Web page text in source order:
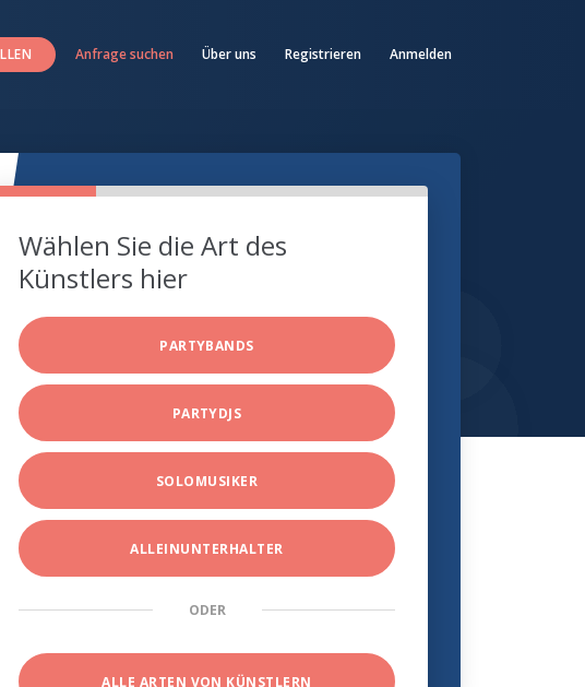
Anfrage suchen Über uns Registrieren Anmelden
Wählen Sie die Art des
Künstlers hier
PARTYBANDS
PARTYDJS
SOLOMUSIKER
ALLEINUNTERHALTER
ODER
ALLE ARTEN VON KÜNSTLERN